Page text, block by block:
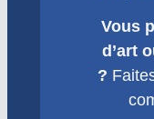
Vous
d’art
?